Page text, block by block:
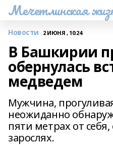
Мечетлинская
Новости 2 ИЮНЯ , 10:24
В Башкирии
обернулась
медведем
Мужчина,
неожиданно
пяти метрах от
зарослях.